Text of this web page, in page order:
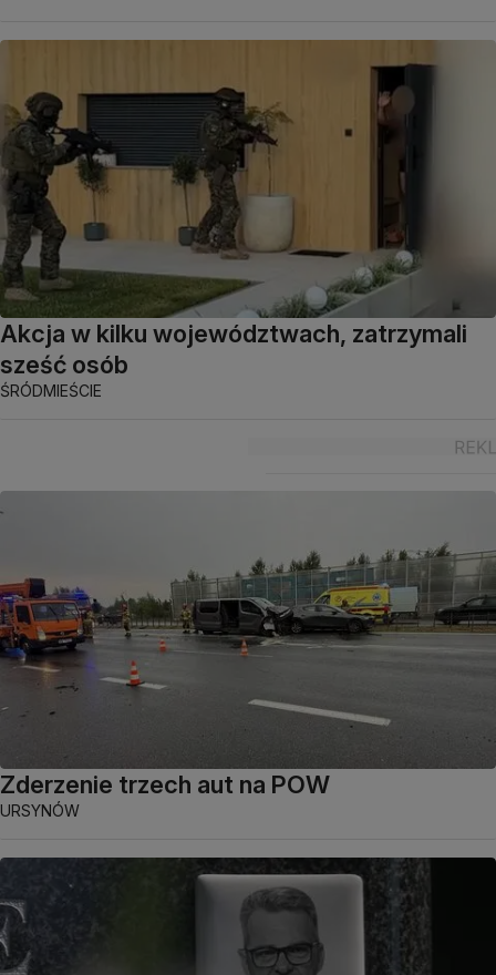
Akcja w kilku województwach, zatrzymali
sześć osób
ŚRÓDMIEŚCIE
Zderzenie trzech aut na POW
URSYNÓW